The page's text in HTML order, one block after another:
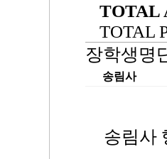
TOTAL
TOTAL
장학생명
송림사
송림사